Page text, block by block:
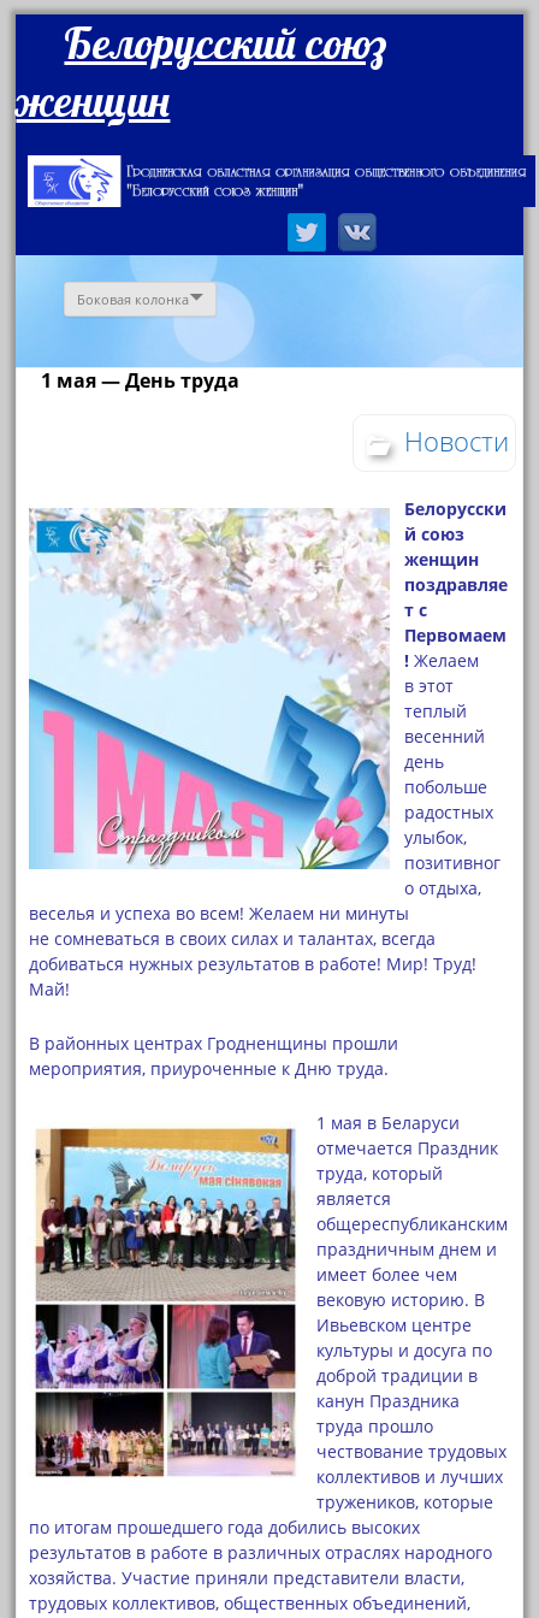
Белорусский союз
женщин
Боковая колонка
1 мая — День труда
Новости
Белорусски
й союз
женщин
поздравляе
т с
Первомаем
! Желаем
в этот
теплый
весенний
день
побольше
радостных
улыбок,
позитивног
о отдыха,
веселья и успеха во всем! Желаем ни минуты
не сомневаться в своих силах и талантах, всегда
добиваться нужных результатов в работе! Мир! Труд!
Май!
В районных центрах Гродненщины прошли
мероприятия, приуроченные к Дню труда.
1 мая в Беларуси
отмечается Праздник
труда, который
является
общереспубликанским
праздничным днем и
имеет более чем
вековую историю. В
Ивьевском центре
культуры и досуга по
доброй традиции в
канун Праздника
труда прошло
чествование трудовых
коллективов и лучших
тружеников, которые
по итогам прошедшего года добились высоких
результатов в работе в различных отраслях народного
хозяйства. Участие приняли представители власти,
трудовых коллективов, общественных объединений,